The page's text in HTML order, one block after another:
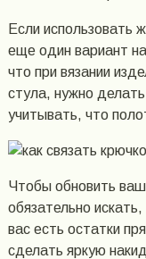
Если использовать
еще один вариант
что при вязании
стула, нужно
учитывать, что
Чтобы обновить
обязательно
вас есть остатки
сделать яркую